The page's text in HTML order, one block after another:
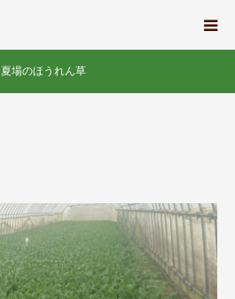
夏場のほうれん草